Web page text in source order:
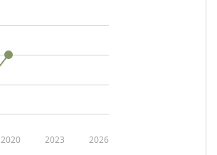
2020 2023 2026